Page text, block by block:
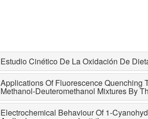
Estudio Cinético De La Oxidación De
Applications Of Fluorescence Quenching
Methanol-Deuteromethanol Mixtures By
Electrochemical Behaviour Of 1-